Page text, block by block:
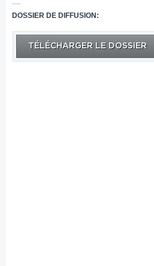
DOSSIER DE DIFFUSION:
TÉLÉCHARGER LE DOSSIER